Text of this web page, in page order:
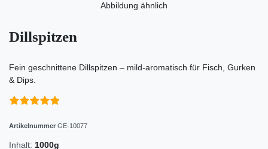
Abbildung ähnlich
Dillspitzen
Fein geschnittene Dillspitzen – mild-aromatisch für Fisch, Gurken
& Dips.
Artikelnummer GE-10077
Inhalt: 1000g